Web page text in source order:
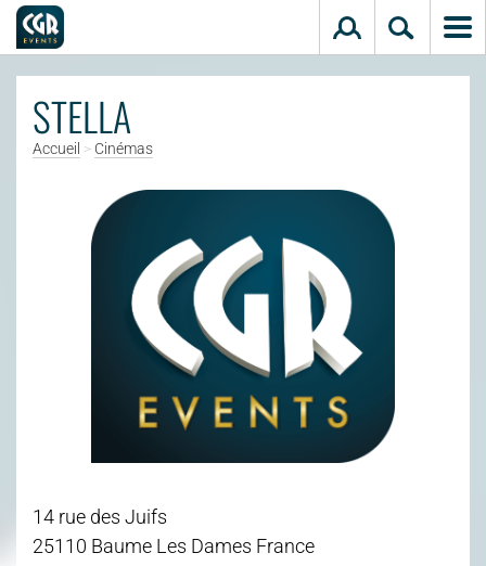
STELLA
Accueil > Cinémas
14 rue des Juifs
25110 Baume Les Dames France